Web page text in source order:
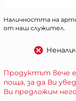
Наличността на
от наш служител.
Продуктът вече
поща, за да Ви
Ви предложим